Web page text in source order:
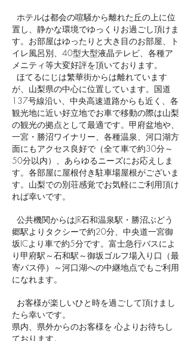
ホテルは都会の喧騒から離れた丘の上に位
置し、静かな環境でゆっくりお過ごし頂けま
す。お部屋はゆったりと大き目のお部屋、ト
イレ風呂別、40型大型液晶テレビ、各種ア
メニティ等大変好評を頂いております。
ほてるにじは繁華街からは離れています
が、山梨県の中心に位置しています。国道
137号線沿い、中央高速道路からも近く、各
観光地に近い好立地でお車で移動の際は山梨
の観光の拠点として最適です。甲府盆地や、
一宮・勝沼ワイナリー、各種温泉、河口湖方
面にもアクセス良好で（全て車で約30分～
50分以内）、あらゆるニーズにお応えしま
す。各部屋に屋根付き駐車場屋根がございま
す。山梨での別荘感覚でお気軽にご利用頂け
れば幸いです。
公共機関からはJR石和温泉駅・勝沼ぶどう
郷駅よりタクシーで約20分、中央道一宮御
坂ICより車で約5分です。富士急行バスによ
り甲府駅～石和駅～御坂ゴルフ場入り口（最
寄バス停）～河口湖への中継地点でもご利用
になれます。
​ お客様が楽しいひと時を過ごして頂けまし
たら幸いです。
県内、県外からのお客様を 心よりお待ちし
ております。